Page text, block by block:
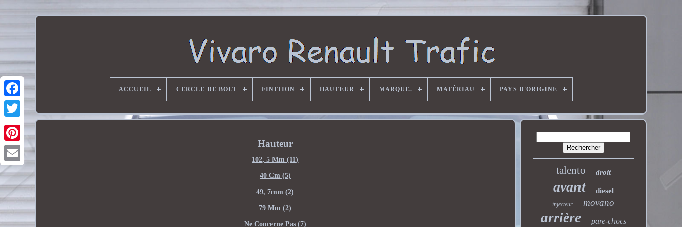
ACCUEIL CERCLE DE BOLT FINITION HAUTEUR MARQUE. MATÉRIAU PAYS D'ORIGINE
Hauteur
102, 5 Mm (11)
40 Cm (5)
49, 7mm (2)
79 Mm (2)
Ne Concerne Pas (7)
talento droit
avant diesel
injecteur movano
arrière pare-chocs